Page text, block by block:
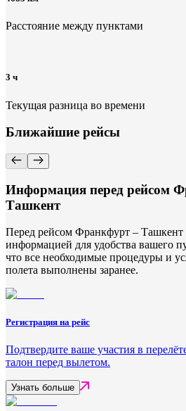
Расстояние между пунктами
3 ч
Текущая разница во времени
Ближайшие рейсы
Информация перед рейсом
Ташкент
Перед рейсом Франкфурт – Ташкент
информацией для удобства вашего
что все необходимые процедуры и
полета выполнены заранее.
Регистрация на рейс
Подтвердите ваше участия в
талон перед вылетом.
Узнать больше